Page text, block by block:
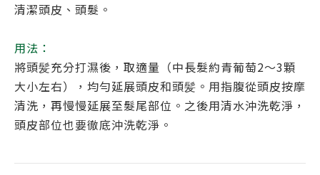
清潔頭皮、頭髮。
用法：
將頭髪充分打濕後，取適量（中長髮約青葡萄2～3顆
大小左右），均勻延展頭皮和頭髪。用指腹從頭皮按摩
清洗，再慢慢延展至髮尾部位。之後用清水沖洗乾淨，
頭皮部位也要徹底沖洗乾淨。